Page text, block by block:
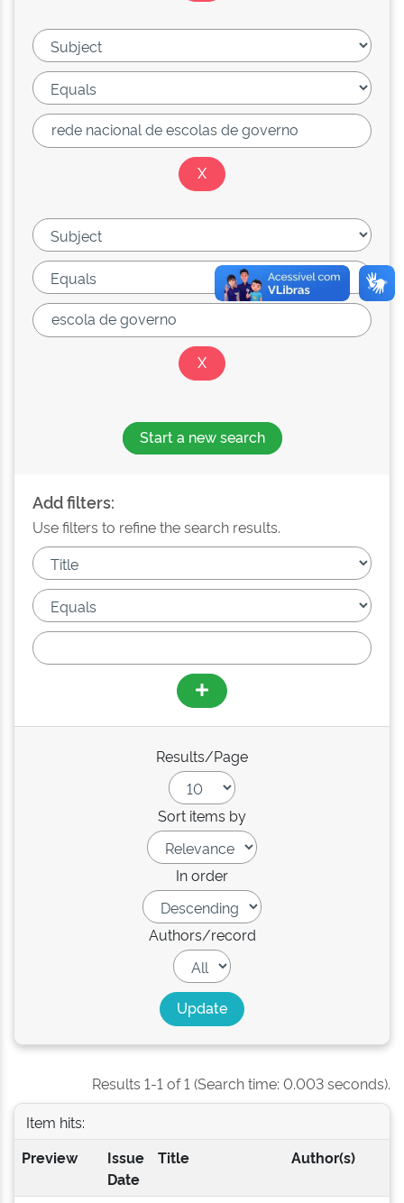
Start a new search
Add filters:
Use filters to refine the search results.
Results/Page
Sort items by
In order
Authors/record
Results 1-1 of 1 (Search time: 0.003 seconds).
Item hits:
Preview
Issue
Date
Title Author(s)